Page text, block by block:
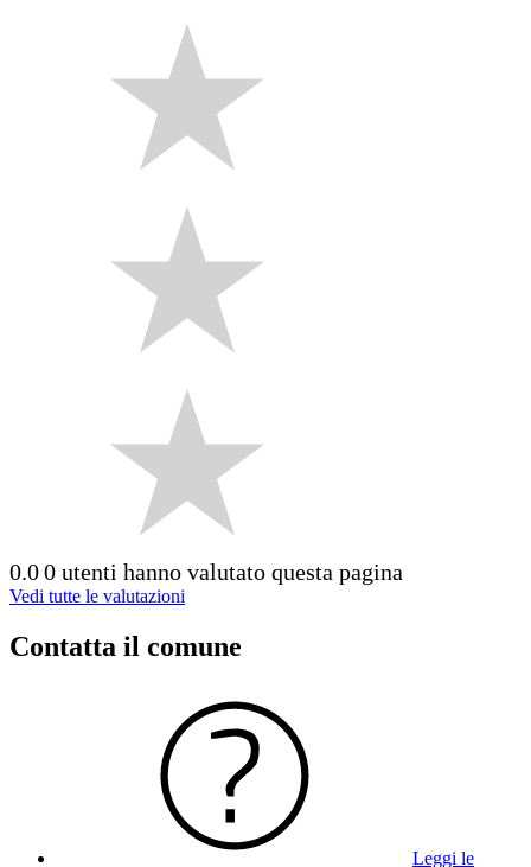
0.00 utenti hanno valutato questa pagina
Vedi tutte le valutazioni
Contatta il comune
Leggi le